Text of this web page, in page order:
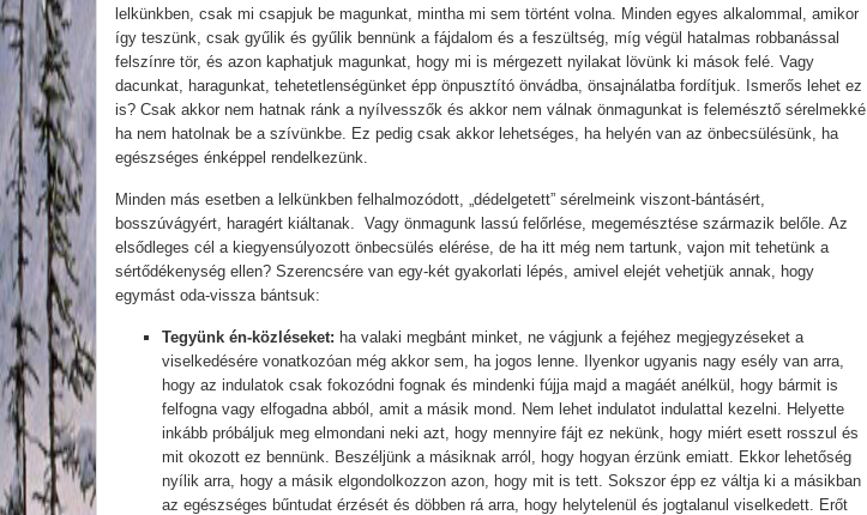
lelkünkben, csak mi csapjuk be magunkat, mintha mi sem történt volna. Minden egyes alkalommal, amikor
így teszünk, csak gyűlik és gyűlik bennünk a fájdalom és a feszültség, míg végül hatalmas robbanással
felszínre tör, és azon kaphatjuk magunkat, hogy mi is mérgezett nyilakat lövünk ki mások felé. Vagy
dacunkat, haragunkat, tehetetlenségünket épp önpusztító önvádba, önsajnálatba fordítjuk. Ismerős lehet ez
is? Csak akkor nem hatnak ránk a nyílvesszők és akkor nem válnak önmagunkat is felemésztő sérelmekké,
ha nem hatolnak be a szívünkbe. Ez pedig csak akkor lehetséges, ha helyén van az önbecsülésünk, ha
egészséges énképpel rendelkezünk.
Minden más esetben a lelkünkben felhalmozódott, „dédelgetett” sérelmeink viszont-bántásért,
bosszúvágyért, haragért kiáltanak. Vagy önmagunk lassú felőrlése, megemésztése származik belőle. Az
elsődleges cél a kiegyensúlyozott önbecsülés elérése, de ha itt még nem tartunk, vajon mit tehetünk a
sértődékenység ellen? Szerencsére van egy-két gyakorlati lépés, amivel elejét vehetjük annak, hogy
egymást oda-vissza bántsuk:
Tegyünk én-közléseket: ha valaki megbánt minket, ne vágjunk a fejéhez megjegyzéseket a
viselkedésére vonatkozóan még akkor sem, ha jogos lenne. Ilyenkor ugyanis nagy esély van arra,
hogy az indulatok csak fokozódni fognak és mindenki fújja majd a magáét anélkül, hogy bármit is
felfogna vagy elfogadna abból, amit a másik mond. Nem lehet indulatot indulattal kezelni. Helyette
inkább próbáljuk meg elmondani neki azt, hogy mennyire fájt ez nekünk, hogy miért esett rosszul és
mit okozott ez bennünk. Beszéljünk a másiknak arról, hogy hogyan érzünk emiatt. Ekkor lehetőség
nyílik arra, hogy a másik elgondolkozzon azon, hogy mit is tett. Sokszor épp ez váltja ki a másikban
az egészséges bűntudat érzését és döbben rá arra, hogy helytelenül és jogtalanul viselkedett. Erőt